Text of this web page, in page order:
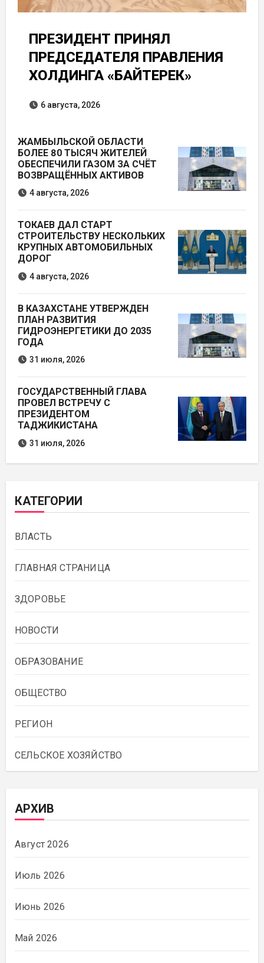
ПРЕЗИДЕНТ ПРИНЯЛ
ПРЕДСЕДАТЕЛЯ ПРАВЛЕНИЯ
ХОЛДИНГА «БАЙТЕРЕК»
6 августа, 2026
ЖАМБЫЛЬСКОЙ ОБЛАСТИ
БОЛЕЕ 80 ТЫСЯЧ ЖИТЕЛЕЙ
ОБЕСПЕЧИЛИ ГАЗОМ ЗА СЧЁТ
ВОЗВРАЩЁННЫХ АКТИВОВ
4 августа, 2026
ТОКАЕВ ДАЛ СТАРТ
СТРОИТЕЛЬСТВУ НЕСКОЛЬКИХ
КРУПНЫХ АВТОМОБИЛЬНЫХ
ДОРОГ
4 августа, 2026
В КАЗАХСТАНЕ УТВЕРЖДЕН
ПЛАН РАЗВИТИЯ
ГИДРОЭНЕРГЕТИКИ ДО 2035
ГОДА
31 июля, 2026
ГОСУДАРСТВЕННЫЙ ГЛАВА
ПРОВЕЛ ВСТРЕЧУ С
ПРЕЗИДЕНТОМ
ТАДЖИКИСТАНА
31 июля, 2026
КАТЕГОРИИ
ВЛАСТЬ
ГЛАВНАЯ СТРАНИЦА
ЗДОРОВЬЕ
НОВОСТИ
ОБРАЗОВАНИЕ
ОБЩЕСТВО
РЕГИОН
СЕЛЬСКОЕ ХОЗЯЙСТВО
АРХИВ
Август 2026
Июль 2026
Июнь 2026
Май 2026